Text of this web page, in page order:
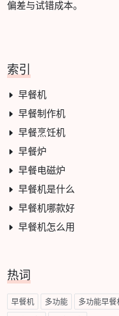
偏差与试错成本。
索引
早餐机
早餐制作机
早餐烹饪机
早餐炉
早餐电磁炉
早餐机是什么
早餐机哪款好
早餐机怎么用
热词
早餐机 多功能 多功能早餐